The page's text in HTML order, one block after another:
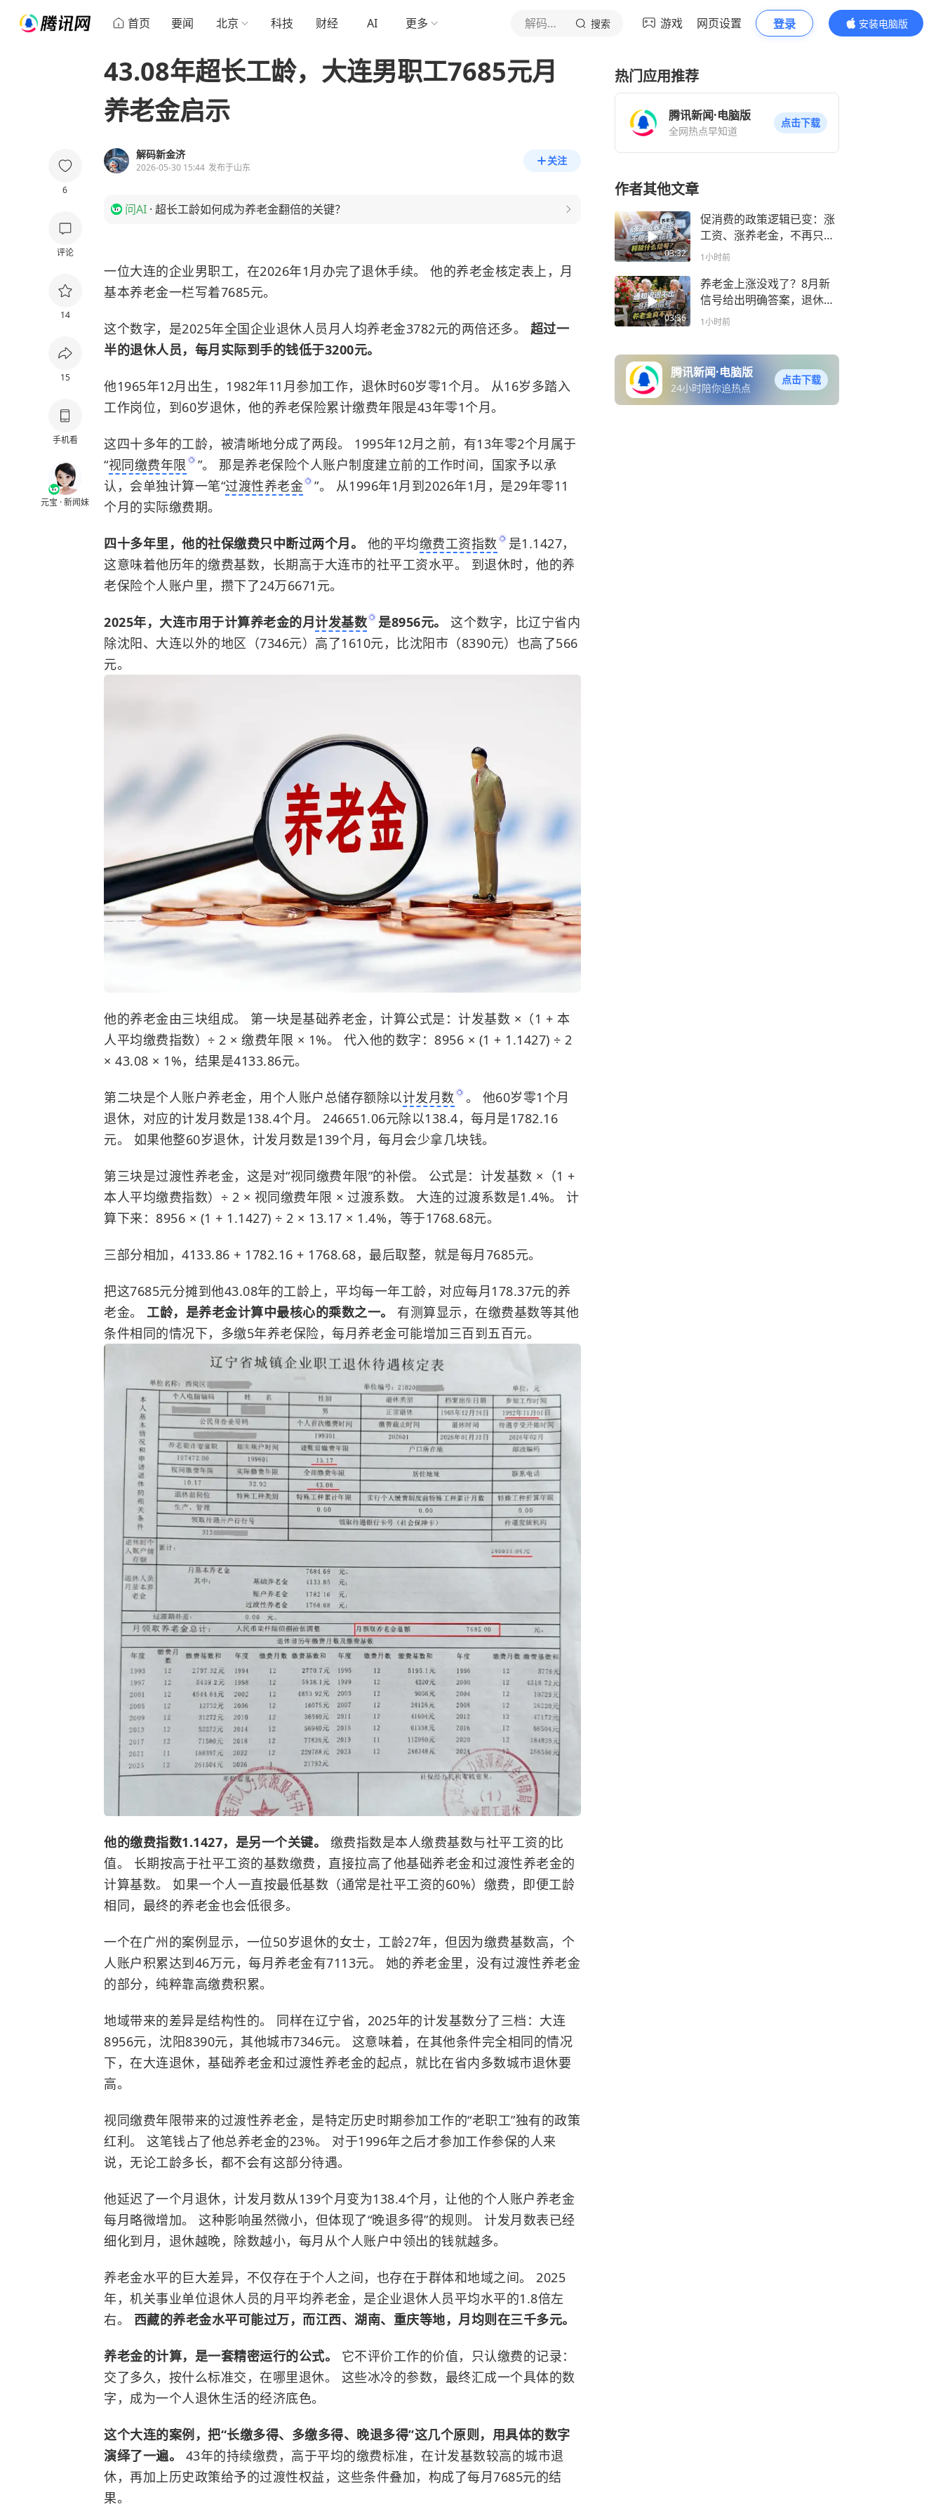
首页 要闻 北京 科技 财经 AI 更多 解码新金济 搜索 游戏 网页设置 登录
安装电脑版
内容更精彩
6
评论
14
15
手机看
元宝 · 新闻妹
43.08年超长工龄，大连男职工7685元月
养老金启示
解码新金济
2026-05-30 15:44 发布于山东
关注
问AI · 超长工龄如何成为养老金翻倍的关键？
一位大连的企业男职工，在2026年1月办完了退休手续。 他的养老金核定表上，月
基本养老金一栏写着7685元。
这个数字，是2025年全国企业退休人员月人均养老金3782元的两倍还多。 超过一
半的退休人员，每月实际到手的钱低于3200元。
他1965年12月出生，1982年11月参加工作，退休时60岁零1个月。 从16岁多踏入
工作岗位，到60岁退休，他的养老保险累计缴费年限是43年零1个月。
这四十多年的工龄，被清晰地分成了两段。 1995年12月之前，有13年零2个月属于
“视同缴费年限
”。 那是养老保险个人账户制度建立前的工作时间，国家予以承
认，会单独计算一笔“过渡性养老金
”。 从1996年1月到2026年1月，是29年零11
个月的实际缴费期。
四十多年里，他的社保缴费只中断过两个月。 他的平均缴费工资指数
是1.1427，
这意味着他历年的缴费基数，长期高于大连市的社平工资水平。 到退休时，他的养
老保险个人账户里，攒下了24万6671元。
2025年，大连市用于计算养老金的月计发基数 是8956元。 这个数字，比辽宁省内
除沈阳、大连以外的地区（7346元）高了1610元，比沈阳市（8390元）也高了566
元。
他的养老金由三块组成。 第一块是基础养老金，计算公式是：计发基数 ×（1 + 本
人平均缴费指数）÷ 2 × 缴费年限 × 1%。 代入他的数字：8956 × (1 + 1.1427) ÷ 2
× 43.08 × 1%，结果是4133.86元。
第二块是个人账户养老金，用个人账户总储存额除以计发月数
。 他60岁零1个月
退休，对应的计发月数是138.4个月。 246651.06元除以138.4，每月是1782.16
元。 如果他整60岁退休，计发月数是139个月，每月会少拿几块钱。
第三块是过渡性养老金，这是对“视同缴费年限”的补偿。 公式是：计发基数 ×（1 +
本人平均缴费指数）÷ 2 × 视同缴费年限 × 过渡系数。 大连的过渡系数是1.4%。 计
算下来：8956 × (1 + 1.1427) ÷ 2 × 13.17 × 1.4%，等于1768.68元。
三部分相加，4133.86 + 1782.16 + 1768.68，最后取整，就是每月7685元。
把这7685元分摊到他43.08年的工龄上，平均每一年工龄，对应每月178.37元的养
老金。 工龄，是养老金计算中最核心的乘数之一。 有测算显示，在缴费基数等其他
条件相同的情况下，多缴5年养老保险，每月养老金可能增加三百到五百元。
他的缴费指数1.1427，是另一个关键。 缴费指数是本人缴费基数与社平工资的比
值。 长期按高于社平工资的基数缴费，直接拉高了他基础养老金和过渡性养老金的
计算基数。 如果一个人一直按最低基数（通常是社平工资的60%）缴费，即便工龄
相同，最终的养老金也会低很多。
一个在广州的案例显示，一位50岁退休的女士，工龄27年，但因为缴费基数高，个
人账户积累达到46万元，每月养老金有7113元。 她的养老金里，没有过渡性养老金
的部分，纯粹靠高缴费积累。
地域带来的差异是结构性的。 同样在辽宁省，2025年的计发基数分了三档：大连
8956元，沈阳8390元，其他城市7346元。 这意味着，在其他条件完全相同的情况
下，在大连退休，基础养老金和过渡性养老金的起点，就比在省内多数城市退休要
高。
视同缴费年限带来的过渡性养老金，是特定历史时期参加工作的“老职工”独有的政策
红利。 这笔钱占了他总养老金的23%。 对于1996年之后才参加工作参保的人来
说，无论工龄多长，都不会有这部分待遇。
他延迟了一个月退休，计发月数从139个月变为138.4个月，让他的个人账户养老金
每月略微增加。 这种影响虽然微小，但体现了“晚退多得”的规则。 计发月数表已经
细化到月，退休越晚，除数越小，每月从个人账户中领出的钱就越多。
养老金水平的巨大差异，不仅存在于个人之间，也存在于群体和地域之间。 2025
年，机关事业单位退休人员的月平均养老金，是企业退休人员平均水平的1.8倍左
右。 西藏的养老金水平可能过万，而江西、湖南、重庆等地，月均则在三千多元。
养老金的计算，是一套精密运行的公式。 它不评价工作的价值，只认缴费的记录：
交了多久，按什么标准交，在哪里退休。 这些冰冷的参数，最终汇成一个具体的数
字，成为一个人退休生活的经济底色。
这个大连的案例，把“长缴多得、多缴多得、晚退多得”这几个原则，用具体的数字
演绎了一遍。 43年的持续缴费，高于平均的缴费标准，在计发基数较高的城市退
休，再加上历史政策给予的过渡性权益，这些条件叠加，构成了每月7685元的结
果。
热门应用推荐
腾讯新闻·电脑版
全网热点早知道
点击下载
作者其他文章
03:32
促消费的政策逻辑已变：涨
工资、涨养老金，不再只盯
着你花钱了
1小时前
03:36
养老金上涨没戏了？8月新
信号给出明确答案，退休人
员别再瞎猜了
1小时前
腾讯新闻·电脑版
24小时陪你追热点
点击下载